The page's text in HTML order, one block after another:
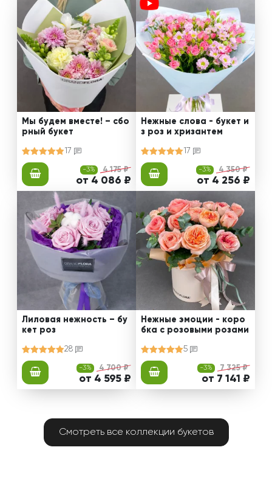
Мы будем вместе! – сбо
рный букет
17
-3% 4 175 ₽
от 4 086 ₽
Нежные слова - букет и
з роз и хризантем
17
-3% 4 350 ₽
от 4 256 ₽
Лиловая нежность – бу
кет роз
28
-3% 4 700 ₽
от 4 595 ₽
Нежные эмоции - коро
бка с розовыми розами
5
-3% 7 325 ₽
от 7 141 ₽
Смотреть все коллекции букетов